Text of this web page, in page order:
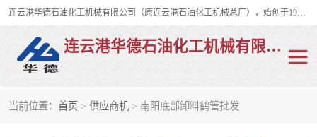
连云港华德石油化工机械有限公司（原连云港石油化工机械总厂），始创于1982年，是从事码头船用流体装卸臂、陆用流体装卸臂（鹤管）、活动梯、钢构平台、定量装车系统等全系列流体装卸设备的设计、制造、销售以及服务的专业供应商。
连云港华德石油化工机械有限公司
当前位置： 首页 > 供应商机 > 南阳底部卸料鹤管批发